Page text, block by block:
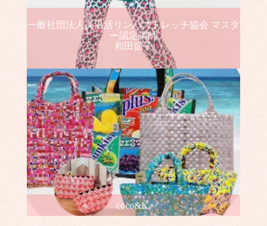
一般社団法人美温活リンパストレッチ協会 マスタ
ー認定講師
和田節子
coco&K.